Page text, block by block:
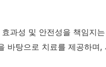
과성 및 안전성을 책임지
바탕으로 치료를 제공하며,